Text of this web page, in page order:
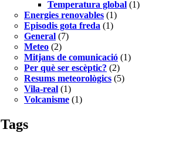
Temperatura global (1)
Energies renovables (1)
Episodis gota freda (1)
General (7)
Meteo (2)
Mitjans de comunicació (1)
Per què ser escèptic? (2)
Resums meteorològics (5)
Vila-real (1)
Volcanisme (1)
Tags